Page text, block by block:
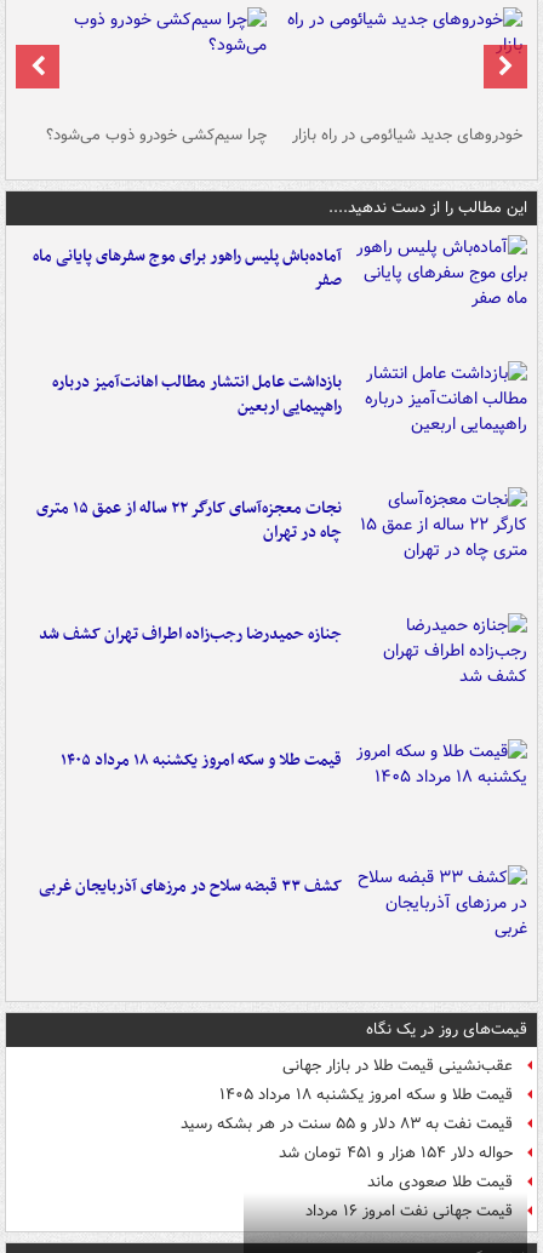
خودروهای جدید شیائومی در راه بازار چرا سیم‌کشی خودرو ذوب می‌شود؟
این مطالب را از دست ندهید....
آماده‌باش پلیس راهور برای موج سفرهای پایانی ماه
صفر
بازداشت عامل انتشار مطالب اهانت‌آمیز درباره
راهپیمایی اربعین
نجات معجزه‌آسای کارگر ۲۲ ساله از عمق ۱۵ متری
چاه در تهران
جنازه حمیدرضا رجب‌زاده اطراف تهران کشف شد
قیمت طلا و سکه امروز یکشنبه ۱۸ مرداد ۱۴۰۵
کشف ۳۳ قبضه سلاح در مرزهای آذربایجان غربی
قیمت‌های روز در یک نگاه
عقب‌نشینی قیمت طلا در بازار جهانی
قیمت طلا و سکه امروز یکشنبه ۱۸ مرداد ۱۴۰۵
قیمت نفت به ۸۳ دلار و ۵۵ سنت در هر بشکه رسید
حواله دلار ۱۵۴ هزار و ۴۵۱ تومان شد
قیمت طلا صعودی ماند
قیمت جهانی نفت امروز ۱۶ مرداد